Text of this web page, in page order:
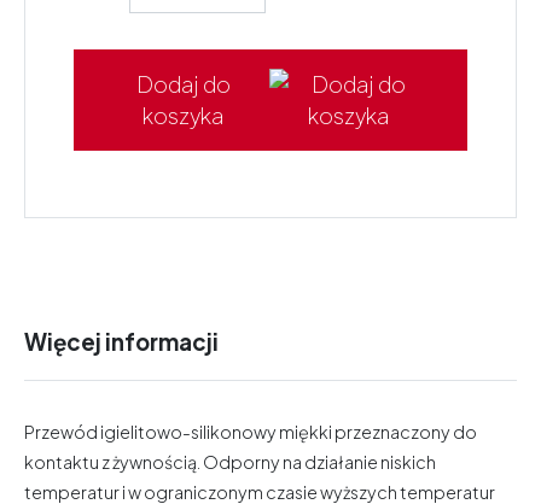
Dodaj do
koszyka
Więcej informacji
Przewód igielitowo-silikonowy miękki przeznaczony do
kontaktu z żywnością. Odporny na działanie niskich
temperatur i w ograniczonym czasie wyższych temperatur